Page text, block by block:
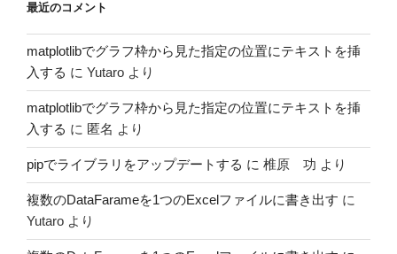
最近のコメント
matplotlibでグラフ枠から見た指定の位置にテキストを挿
入する に Yutaro より
matplotlibでグラフ枠から見た指定の位置にテキストを挿
入する に 匿名 より
pipでライブラリをアップデートする に 椎原 功 より
複数のDataFarameを1つのExcelファイルに書き出す に
Yutaro より